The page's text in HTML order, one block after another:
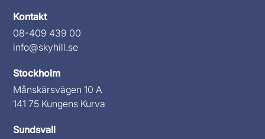
Kontakt
08-409 439 00
info@skyhill.se
Stockholm
Månskärsvägen 10 A
141 75 Kungens Kurva
Sundsvall